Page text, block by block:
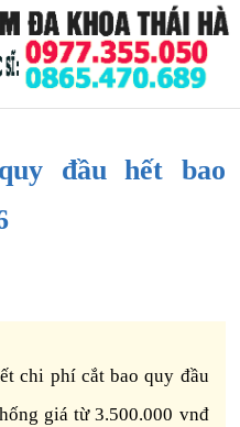
đầu hết bao
chi phí cắt bao quy đầu
giá từ 3.500.000 vnđ